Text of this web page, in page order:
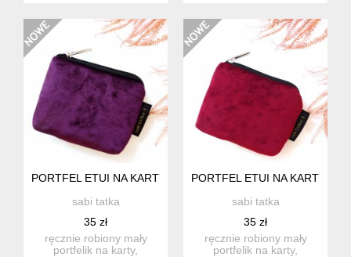
PORTFEL ETUI NA KARTY Z WELURU PURPUROWY
sabi tatka
35 zł
ręcznie robiony mały
portfelik na karty,
PORTFEL ETUI NA KARTY Z
sabi tatka
35 zł
ręcznie robiony mały
portfelik na karty,